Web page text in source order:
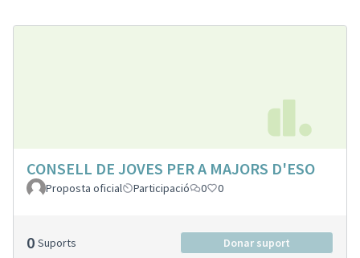
CONSELL DE JOVES PER A MAJORS D'ESO
Proposta oficial Participació 0 0
0 Suports Donar suport